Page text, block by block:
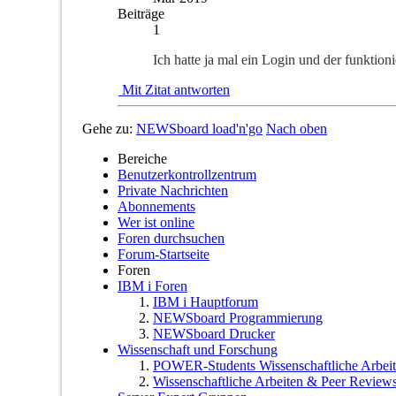
Beiträge
1
Ich hatte ja mal ein Login und der
Mit Zitat antworten
Gehe zu: NEWSboard load'n'go Nach oben
Bereiche
Benutzerkontrollzentrum
Private Nachrichten
Abonnements
Wer ist online
Foren durchsuchen
Forum-Startseite
Foren
IBM i Foren
IBM i Hauptforum
NEWSboard Programmierung
NEWSboard Drucker
Wissenschaft und Forschung
POWER-Students Wissenschaftliche
Wissenschaftliche Arbeiten & Peer